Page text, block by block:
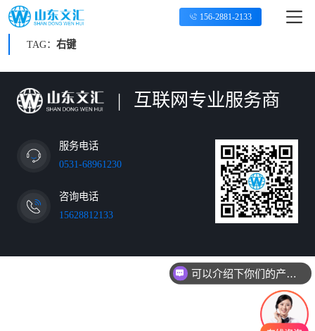
156-2881-2133
TAG： 右键
| 互联网专业服务商
服务电话
0531-68961230
咨询电话
15628812133